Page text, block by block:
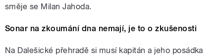
směje se Milan Jahoda.
Sonar na zkoumání dna nemají, je to o zkušenosti
Na Dalešické přehradě si musí kapitán a jeho posádka